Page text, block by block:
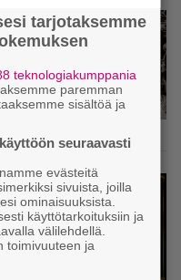
Vai
tiedä,
tarjotaksemme
teknologiakumppania
paremman
sisältöä ja
seuraavasti
evästeitä
sivuista, joilla
ominaisuuksista.
käyttötarkoituksiin ja
välilehdellä.
toimivuuteen ja